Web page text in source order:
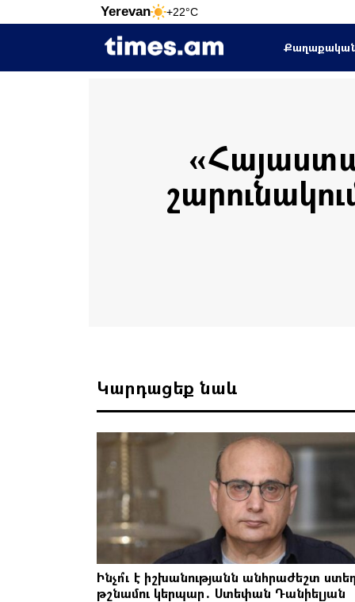
Yerevan +22°C
Կարդացեք նաև
Ինչո՞ւ է իշխանությանն անհրաժեշտ
թշնամու կերպար․ Ստեփան Դանիելյան